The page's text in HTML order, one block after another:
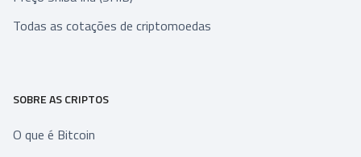
Todas as cotações de criptomoedas
SOBRE AS CRIPTOS
O que é Bitcoin